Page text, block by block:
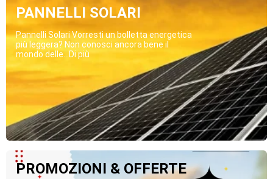
PANNELLI SOLARI
Pannelli Solari Vorresti un bolletta energetica
più leggera? Non conosci ancora bene il
mondo delle...Di più
PROMOZIONI & OFFERTE